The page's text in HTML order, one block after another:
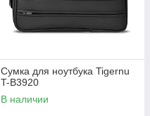
Сумка для ноутбука Tigernu
T-B3920
В наличии